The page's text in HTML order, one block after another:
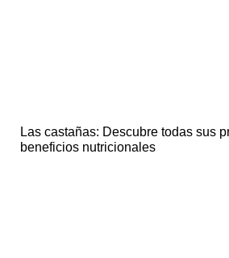
Las castañas: Descubre todas sus
beneficios nutricionales